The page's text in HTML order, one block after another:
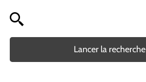
Lancer la recherche